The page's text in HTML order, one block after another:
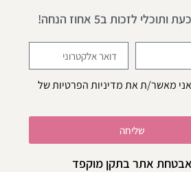
לזכות ב5 אחוז הנחה!
מאשר/ת אתמדיניות הפרטיותשל
שליחה
אבטחת אתר בתקן מוקפד